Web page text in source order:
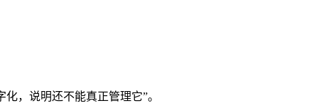
，说明还不能真正管理它”。